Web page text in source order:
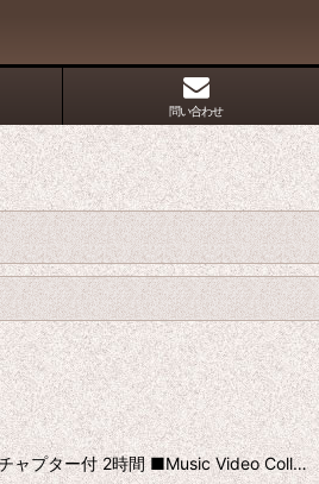
問い合わせ
ャプター付 2時間 ■Music Video Coll…